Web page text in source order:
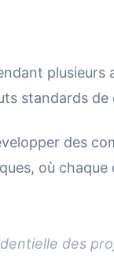
plusieurs
standards
des
où
des